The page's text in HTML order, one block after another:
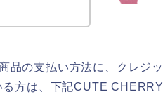
品の支払い方法に、クレジッ
る方は、下記CUTE CHERRY